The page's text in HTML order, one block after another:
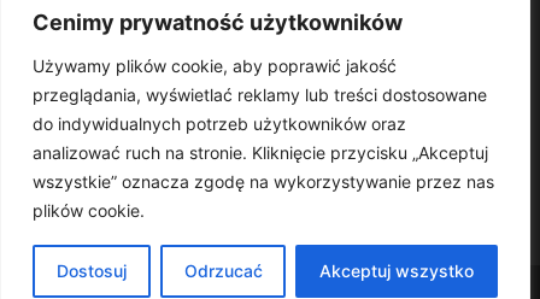
Cenimy prywatność użytkowników
Używamy plików cookie, aby poprawić jakość
przeglądania, wyświetlać reklamy lub treści dostosowane
do indywidualnych potrzeb użytkowników oraz
analizować ruch na stronie. Kliknięcie przycisku „Akceptuj
wszystkie” oznacza zgodę na wykorzystywanie przez nas
plików cookie.
Dostosuj Odrzucać Akceptuj wszystko
INFORMACJE
Kontakt
Mapa witryny
Polityka prywatności
RSS
© 2026 Remontplus. Wszelkie prawa zastrzeżone.